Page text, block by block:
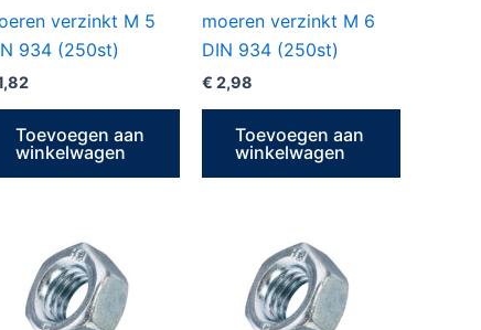
verzinkt M 5
934 (250st)
Toevoegen aan
winkelwagen
moeren verzinkt M 6
DIN 934 (250st)
€ 2,98
Toevoegen aan
winkelwagen